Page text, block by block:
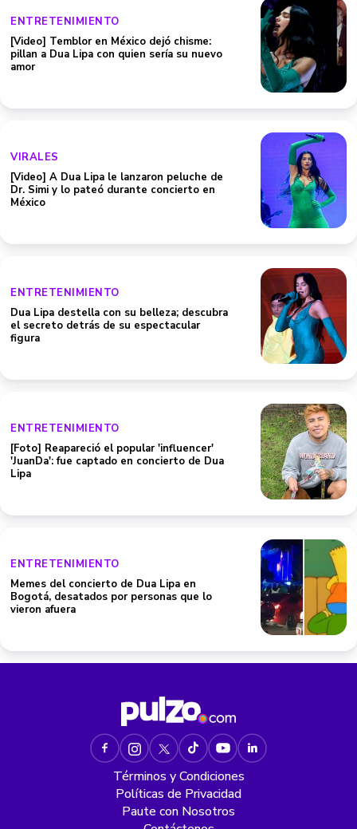
ENTRETENIMIENTO
[Video] Temblor en México dejó chisme:
pillan a Dua Lipa con quien sería su nuevo
amor
VIRALES
[Video] A Dua Lipa le lanzaron peluche de
Dr. Simi y lo pateó durante concierto en
México
ENTRETENIMIENTO
Dua Lipa destella con su belleza; descubra
el secreto detrás de su espectacular
figura
ENTRETENIMIENTO
[Foto] Reapareció el popular 'influencer'
'JuanDa': fue captado en concierto de Dua
Lipa
ENTRETENIMIENTO
Memes del concierto de Dua Lipa en
Bogotá, desatados por personas que lo
vieron afuera
Términos y Condiciones
Políticas de Privacidad
Paute con Nosotros